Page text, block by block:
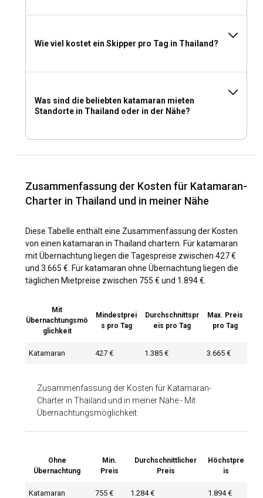
Wie viel kostet ein Skipper pro Tag in Thailand?
Was sind die beliebten katamaran mieten
Standorte in Thailand oder in der Nähe?
Zusammenfassung der Kosten für Katamaran-
Charter in Thailand und in meiner Nähe
Diese Tabelle enthält eine Zusammenfassung der Kosten
von einen katamaran in Thailand chartern. Für katamaran
mit Übernachtung liegen die Tagespreise zwischen 427 €
und 3.665 €. Für katamaran ohne Übernachtung liegen die
täglichen Mietpreise zwischen 755 € und 1.894 €.
Zusammenfassung der Kosten für Katamaran-
Charter in Thailand und in meiner Nähe- Mit
Übernachtungsmöglichkeit
Mit
Übernachtungsmö
glichkeit
Mindestprei
s pro Tag
Durchschnittspr
eis pro Tag
Max. Preis
pro Tag
Katamaran 427 € 1.385 € 3.665 €
Ohne
Übernachtung
Min.
Preis
Durchschnittlicher
Preis
Höchstpre
is
Katamaran 755 € 1.284 € 1.894 €